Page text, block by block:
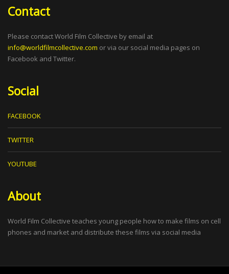
Contact
Please contact World Film Collective by email at
info@worldfilmcollective.com or via our social media pages on
Facebook and Twitter.
Social
FACEBOOK
TWITTER
YOUTUBE
About
World Film Collective teaches young people how to make films on cell
phones and market and distribute these films via social media